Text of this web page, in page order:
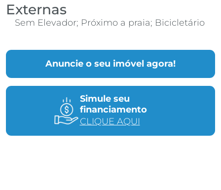
Anuncie o seu imóvel agora!
Simule seu
financiamento
CLIQUE AQUI
Externas
Sem Elevador; Próximo a praia; Bicicletário